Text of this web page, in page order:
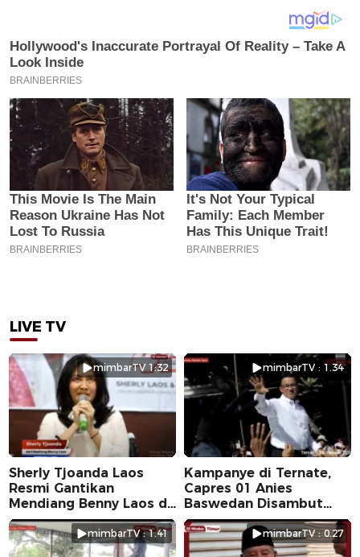
LIVE TV
mimbarTV 1:32
Sherly Tjoanda Laos
Resmi Gantikan
Mendiang Benny Laos di
Pilkada 2024
mimbarTV : 1.34
Kampanye di Ternate,
Capres 01 Anies
Baswedan Disambut
Ribuan Warga
mimbarTV : 1.41 mimbarTV : 0.27